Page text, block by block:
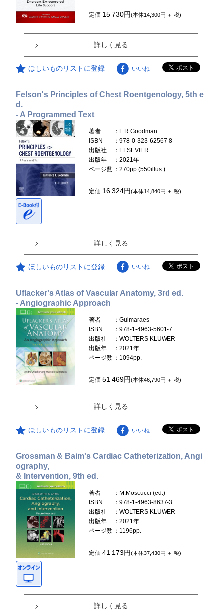
定価 15,730円(本体14,300円 ＋ 税)
詳しく見る
ほしいものリストに登録 いいね
Felson's Principles of Chest Roentgenology, 5th e
d.
- A Programmed Text
著者
：L.R.Goodman
ISBN
：978-0-323-62567-8
出版社
：ELSEVIER
出版年
：2021年
ページ数 ：270pp.(550illus.)
定価 16,324円(本体14,840円 ＋ 税)
詳しく見る
ほしいものリストに登録 いいね
Uflacker's Atlas of Vascular Anatomy, 3rd ed.
- Angiographic Approach
著者
：Guimaraes
ISBN
：978-1-4963-5601-7
出版社
：WOLTERS KLUWER
出版年
：2021年
ページ数 ：1094pp.
定価51,469円(本体46,790円 ＋ 税)
詳しく見る
ほしいものリストに登録 いいね
Grossman & Baim's Cardiac Catheterization, Angi
ography,
& Intervention, 9th ed.
著者
：M.Moscucci (ed.)
ISBN
：978-1-4963-8637-3
出版社
：WOLTERS KLUWER
出版年
：2021年
ページ数 ：1196pp.
定価41,173円(本体37,430円 ＋ 税)
詳しく見る